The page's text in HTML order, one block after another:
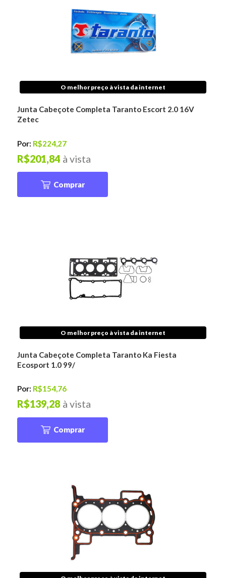
O melhor preço à vista da internet
Junta Cabeçote Completa Taranto Escort 2.0 16V
Zetec
Por: R$224,27
à vista
R$201,84
Comprar
O melhor preço à vista da internet
Junta Cabeçote Completa Taranto Ka Fiesta
Ecosport 1.0 99/
Por: R$154,76
à vista
R$139,28
Comprar